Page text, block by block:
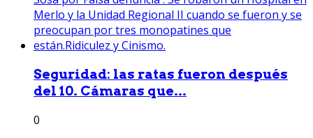
Seguridad: las ratas fueron después
del 10. Cámaras que...
0